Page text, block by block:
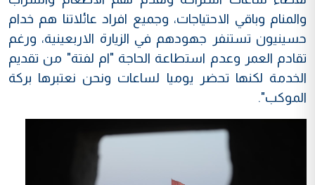
والمنام وباقي الاحتياجات، وجميع افراد عائلاتنا هم خدام
حسينيون تستنفر جهودهم في الزيارة الاربعينية، ورغم
تقادم العمر وعدم استطاعة الحاجة "ام لفتة" من تقديم
الخدمة لكنها تحضر يوميا لساعات ونحن نعتبرها بركة
الموكب".